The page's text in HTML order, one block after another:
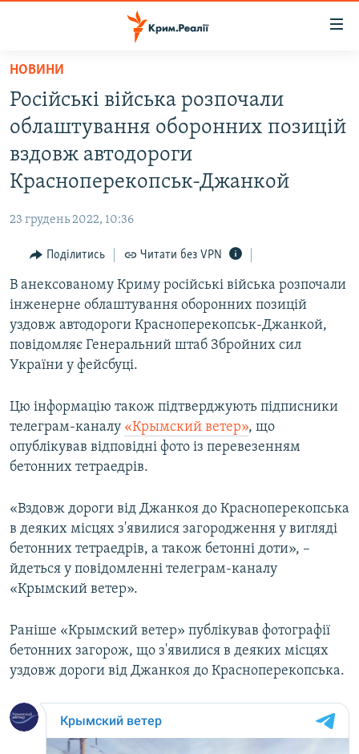
Перейти
основного
матеріалу
до
основної
Перейти
пошуку
ВОДА.КРИМ
ВІДЕО ТА ФОТО
ПОЛІТИКА
ПОГЛЯД
ІНТЕРВ'Ю
ВСЕ ЗА ДЕНЬ
СПЕЦПРОЕКТИ
ДЕПОРТАЦІЯ
ВІДЕОУРОКИ «ELIFBE»
СВІДЧЕННЯ ОКУПАЦІЇ
УКРАЇНСЬКА ПРОБЛЕМА КРИМУ
ІНФОГРАФІКА
ЯК ОБІЙТИ БЛОКУВАННЯ
Qırımtatar
ДОЛУЧАЙСЯ!
Усі сайти RFE/RL
НОВИНИ
Російські війська розпочали
облаштування оборонних позицій
вздовж автодороги
Красноперекопськ-Джанкой
23 грудень 2022, 10:36
Поділитись Читати без VPN
В анексованому Криму російські війська розпочали
інженерне облаштування оборонних позицій
уздовж автодороги Красноперекопськ-Джанкой,
повідомляє Генеральний штаб Збройних сил
України у фейсбуці.
Цю інформацію також підтверджують підписники
телеграм-каналу «Крымский ветер», що
опублікував відповідні фото із перевезенням
бетонних тетраедрів.
«Вздовж дороги від Джанкоя до Красноперекопська
в деяких місцях з'явилися загородження у вигляді
бетонних тетраедрів, а також бетонні доти», –
йдеться у повідомленні телеграм-каналу
«Крымский ветер».
Раніше «Крымский ветер» публікував фотографії
бетонних загорож, що з'явилися в деяких місцях
уздовж дороги від Джанкоя до Красноперекопська.